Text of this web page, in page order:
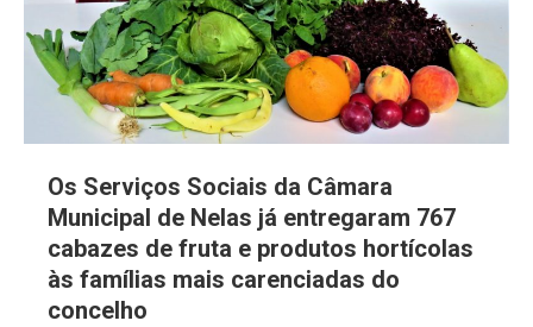
Os Serviços Sociais da Câmara
Municipal de Nelas já entregaram 767
cabazes de fruta e produtos hortícolas
às famílias mais carenciadas do
concelho